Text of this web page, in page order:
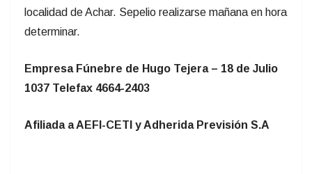
localidad de Achar. Sepelio realizarse mañana en hora
determinar.
Empresa Fúnebre de Hugo Tejera – 18 de Julio
1037 Telefax 4664-2403
Afiliada a AEFI-CETI y Adherida Previsión S.A